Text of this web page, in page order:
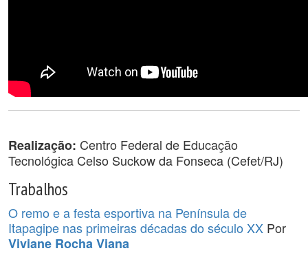
Realização: Centro Federal de Educação
Tecnológica Celso Suckow da Fonseca (Cefet/RJ)
Trabalhos
O remo e a festa esportiva na Península de
Itapagipe nas primeiras décadas do século XX Por
Viviane Rocha Viana